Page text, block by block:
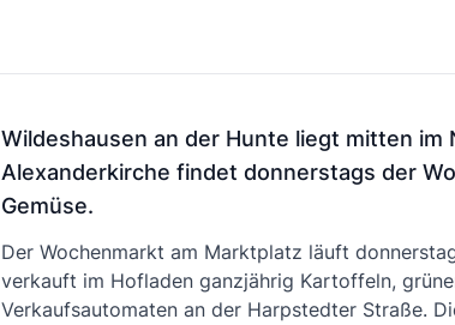
Wildeshausen an der Hunte liegt mitten im
Alexanderkirche findet donnerstags der
Gemüse.
Der Wochenmarkt am Marktplatz läuft
verkauft im Hofladen ganzjährig Kartoffeln,
Verkaufsautomaten an der Harpstedter Straße.